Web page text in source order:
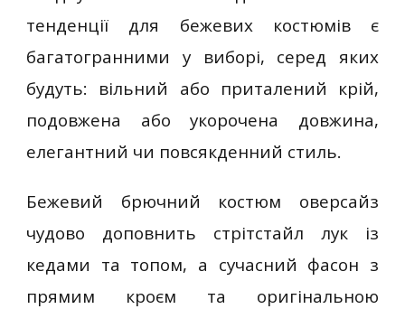
тенденції для бежевих костюмів є
багатогранними у виборі, серед яких
будуть: вільний або приталений крій,
подовжена або укорочена довжина,
елегантний чи повсякденний стиль.
Бежевий брючний костюм оверсайз
чудово доповнить стрітстайл лук із
кедами та топом, а сучасний фасон з
прямим кроєм та оригінальною